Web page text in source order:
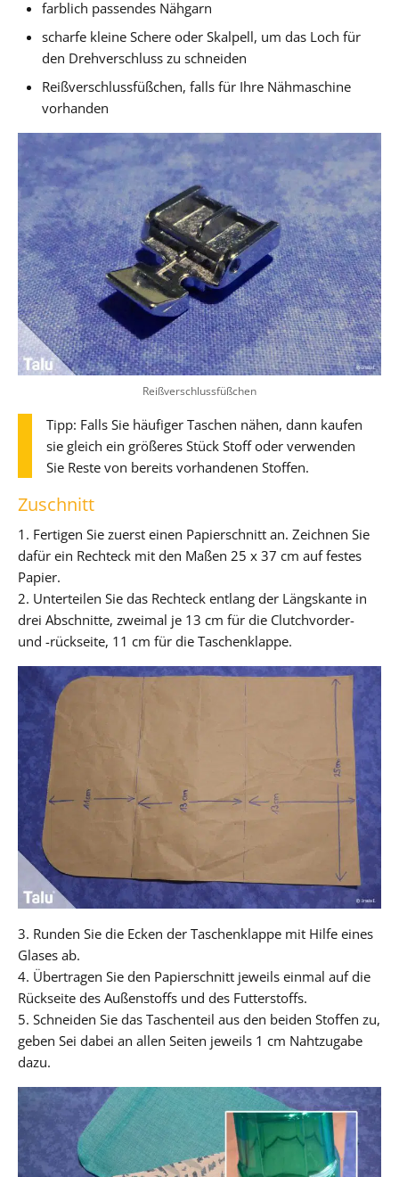
farblich passendes Nähgarn
scharfe kleine Schere oder Skalpell, um das Loch für
den Drehverschluss zu schneiden
Reißverschlussfüßchen, falls für Ihre Nähmaschine
vorhanden
Reißverschlussfüßchen
Tipp: Falls Sie häufiger Taschen nähen, dann kaufen
sie gleich ein größeres Stück Stoff oder verwenden
Sie Reste von bereits vorhandenen Stoffen.
Zuschnitt
1. Fertigen Sie zuerst einen Papierschnitt an. Zeichnen Sie
dafür ein Rechteck mit den Maßen 25 x 37 cm auf festes
Papier.
2. Unterteilen Sie das Rechteck entlang der Längskante in
drei Abschnitte, zweimal je 13 cm für die Clutchvorder-
und -rückseite, 11 cm für die Taschenklappe.
3. Runden Sie die Ecken der Taschenklappe mit Hilfe eines
Glases ab.
4. Übertragen Sie den Papierschnitt jeweils einmal auf die
Rückseite des Außenstoffs und des Futterstoffs.
5. Schneiden Sie das Taschenteil aus den beiden Stoffen zu,
geben Sei dabei an allen Seiten jeweils 1 cm Nahtzugabe
dazu.